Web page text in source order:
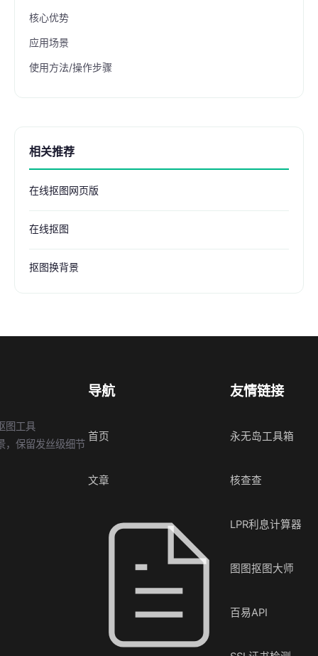
核心优势
应用场景
使用方法/操作步骤
相关推荐
在线抠图网页版
在线抠图
抠图换背景
图工具
，保留发丝级细节
导航
首页
文章
友情链接
永无岛工具箱
核查查
LPR利息计算器
图图抠图大师
百易API